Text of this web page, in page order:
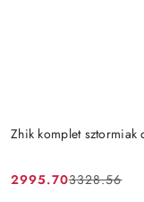
Zhik komplet sztormiak
Cena
2995.70
Cena
3328.56